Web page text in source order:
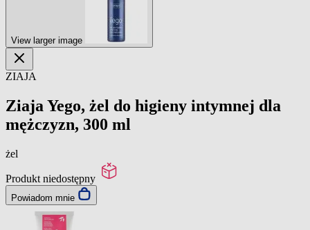
View larger image
ZIAJA
Ziaja Yego, żel do higieny intymnej dla
mężczyzn, 300 ml
żel
Produkt niedostępny
Powiadom mnie